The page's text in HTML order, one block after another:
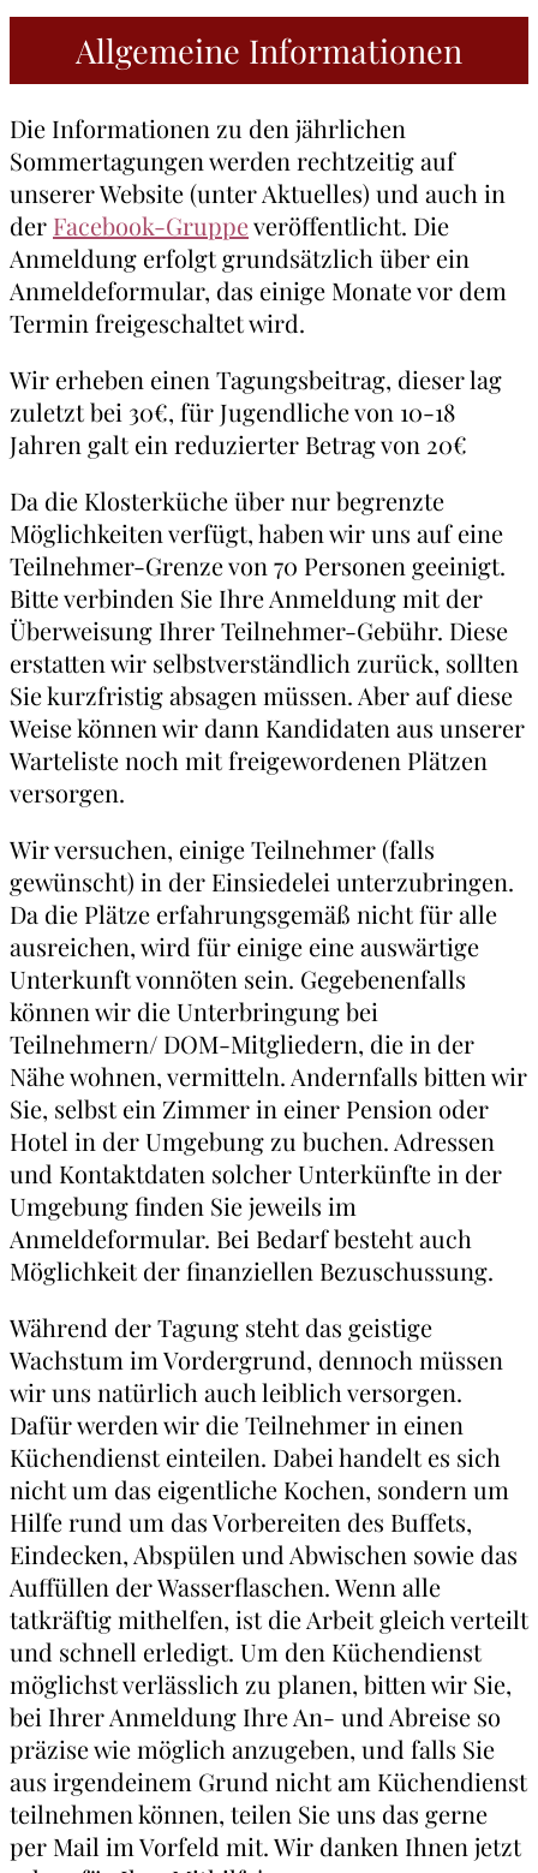
Allgemeine Informationen
Die Informationen zu den jährlichen
Sommertagungen werden rechtzeitig auf
unserer Website (unter Aktuelles) und auch in
der Facebook-Gruppeveröffentlicht. Die
Anmeldung erfolgt grundsätzlich über ein
Anmeldeformular, das einige Monate vor dem
Termin freigeschaltet wird.
Wir erheben einen Tagungsbeitrag, dieser lag
zuletzt bei 30€, für Jugendliche von 10-18
Jahren galt ein reduzierter Betrag von 20€
Da die Klosterküche über nur begrenzte
Möglichkeiten verfügt, haben wir uns auf eine
Teilnehmer-Grenze von 70 Personen geeinigt.
Bitte verbinden Sie Ihre Anmeldung mit der
Überweisung Ihrer Teilnehmer-Gebühr. Diese
erstatten wir selbstverständlich zurück, sollten
Sie kurzfristig absagen müssen. Aber auf diese
Weise können wir dann Kandidaten aus unserer
Warteliste noch mit freigewordenen Plätzen
versorgen.
Wir versuchen, einige Teilnehmer (falls
gewünscht) in der Einsiedelei unterzubringen.
Da die Plätze erfahrungsgemäß nicht für alle
ausreichen, wird für einige eine auswärtige
Unterkunft vonnöten sein. Gegebenenfalls
können wir die Unterbringung bei
Teilnehmern/ DOM-Mitgliedern, die in der
Nähe wohnen, vermitteln. Andernfalls bitten wir
Sie, selbst ein Zimmer in einer Pension oder
Hotel in der Umgebung zu buchen. Adressen
und Kontaktdaten solcher Unterkünfte in der
Umgebung finden Sie jeweils im
Anmeldeformular. Bei Bedarf besteht auch
Möglichkeit der finanziellen Bezuschussung.
Während der Tagung steht das geistige
Wachstum im Vordergrund, dennoch müssen
wir uns natürlich auch leiblich versorgen.
Dafür werden wir die Teilnehmer in einen
Küchendienst einteilen. Dabei handelt es sich
nicht um das eigentliche Kochen, sondern um
Hilfe rund um das Vorbereiten des Buffets,
Eindecken, Abspülen und Abwischen sowie das
Auffüllen der Wasserflaschen. Wenn alle
tatkräftig mithelfen, ist die Arbeit gleich verteilt
und schnell erledigt. Um den Küchendienst
möglichst verlässlich zu planen, bitten wir Sie,
bei Ihrer Anmeldung Ihre An- und Abreise so
präzise wie möglich anzugeben, und falls Sie
aus irgendeinem Grund nicht am Küchendienst
teilnehmen können, teilen Sie uns das gerne
per Mail im Vorfeld mit. Wir danken Ihnen jetzt